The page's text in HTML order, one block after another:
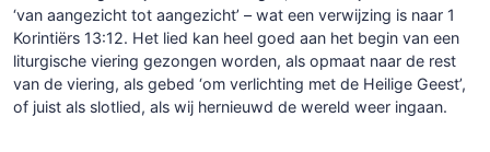
‘van aangezicht tot aangezicht’ – wat een verwijzing is naar 1
Korintiërs 13:12. Het lied kan heel goed aan het begin van een
liturgische viering gezongen worden, als opmaat naar de rest
van de viering, als gebed ‘om verlichting met de Heilige Geest’,
of juist als slotlied, als wij hernieuwd de wereld weer ingaan.